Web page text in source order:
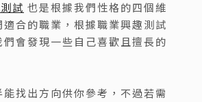
試 也是根據我們性格的四個維
合的職業，根據職業興趣測試
會發現一些自己喜歡且擅長的
找出方向供你參考，不過若需